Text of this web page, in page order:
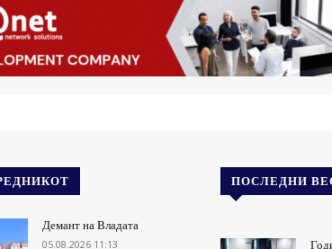
Демант на Владата
05.08.2026 11:13
ПОСЛЕДНИ